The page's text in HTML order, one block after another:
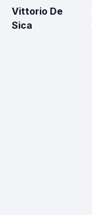
Vittorio De
Sica